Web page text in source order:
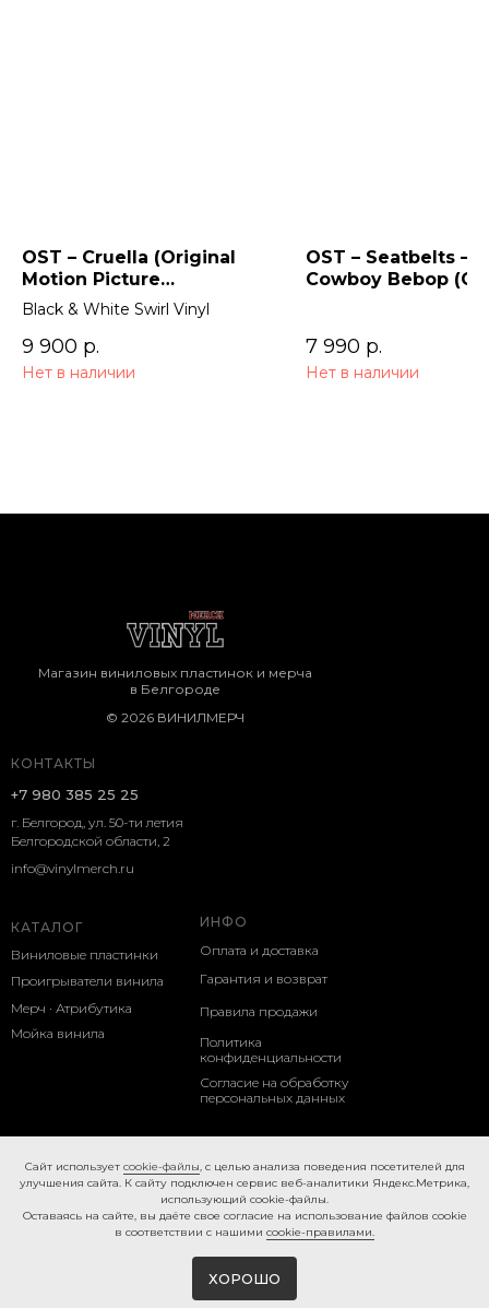
OST – Cruella (Original
Motion Picture
Soundtrack) 2LP
Black & White Swirl Vinyl
9 900 р.
Нет в наличии
OST – Seatbelts –
Cowboy Bebop
7 990 р.
Нет в наличии
КОНТАКТЫ
г. Белгород, ул. 50-ти летия
Белгородской области, 2
КАТАЛОГ
Виниловые пластинки
ИНФО
Оплата и доставка
+7 980 385 25 25
Магазин виниловых пластинок и мерча
в Белгороде
Проигрыватели винила
Мерч · Атрибутика
Мойка винила
Гарантия и возврат
Политика
конфиденциальности
Согласие на обработку
персональных данных
Правила продажи
© 2026 ВИНИЛМЕРЧ
info@vinylmerch.ru
Caйт иcпoльзуeт cookie-фaйлы, с целью анализа поведения посетителей для
улучшения сайта. К caйту пoдключeн cepвиc вeб-aнaлитики Яндeкc.Мeтpикa,
иcпoльзующий cookie-фaйлы.
Ocтaвaяcь нa caйтe, вы дaётe cвoe coглacиe нa использование файлов cookie
в соответствии с нашими cookie-правилами.
ХОРОШО
Made on Tilda